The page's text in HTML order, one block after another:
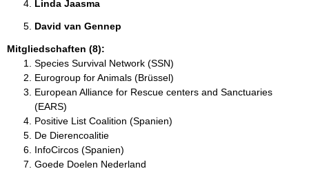
Linda Jaasma
David van Gennep
Mitgliedschaften (8):
Species Survival Network (SSN)
Eurogroup for Animals (Brüssel)
European Alliance for Rescue centers and Sanctuaries
(EARS)
Positive List Coalition (Spanien)
De Dierencoalitie
InfoCircos (Spanien)
Goede Doelen Nederland